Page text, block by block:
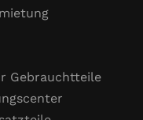
(ABS, TC)
Gebrauchtteile